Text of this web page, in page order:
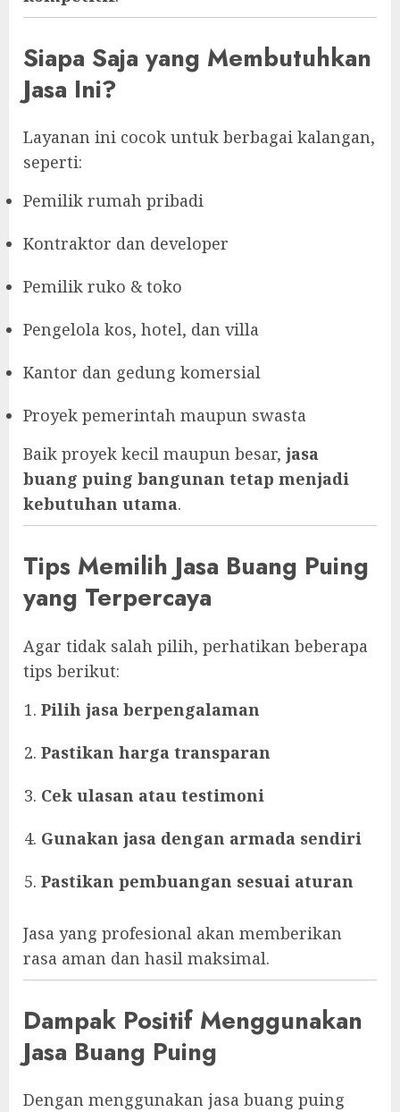
Siapa Saja yang Membutuhkan
Jasa Ini?
Layanan ini cocok untuk berbagai kalangan,
seperti:
Pemilik rumah pribadi
Kontraktor dan developer
Pemilik ruko & toko
Pengelola kos, hotel, dan villa
Kantor dan gedung komersial
Proyek pemerintah maupun swasta
Baik proyek kecil maupun besar, jasa
buang puing bangunan tetap menjadi
kebutuhan utama.
Tips Memilih Jasa Buang Puing
yang Terpercaya
Agar tidak salah pilih, perhatikan beberapa
tips berikut:
Pilih jasa berpengalaman
Pastikan harga transparan
Cek ulasan atau testimoni
Gunakan jasa dengan armada sendiri
Pastikan pembuangan sesuai aturan
Jasa yang profesional akan memberikan
rasa aman dan hasil maksimal.
Dampak Positif Menggunakan
Jasa Buang Puing
Dengan menggunakan jasa buang puing